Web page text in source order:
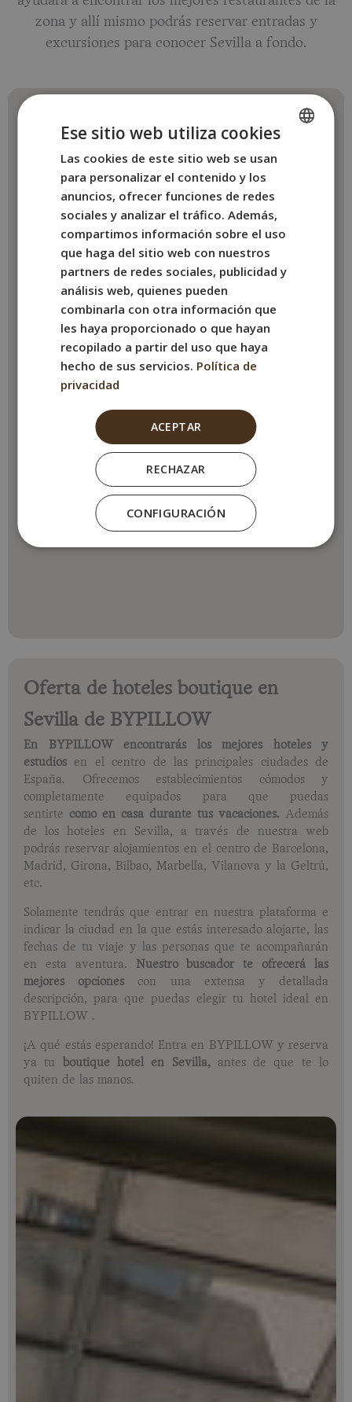
zona y allí mismo podrás reservar entradas y
excursiones para conocer Sevilla a fondo.
Oferta de hoteles boutique en
Sevilla de BYPILLOW
En BYPILLOW encontrarás los mejores hoteles y
estudios en el centro de las principales ciudades de
España. Ofrecemos establecimientos cómodos y
completamente equipados para que puedas
sentirte como en casa durante tus vacaciones. Además
de los hoteles en Sevilla, a través de nuestra web
podrás reservar alojamientos en el centro de Barcelona,
Madrid, Girona, Bilbao, Marbella, Vilanova y la Geltrú,
etc.
Solamente tendrás que entrar en nuestra plataforma e
indicar la ciudad en la que estás interesado alojarte, las
fechas de tu viaje y las personas que te acompañarán
en esta aventura. Nuestro buscador te ofrecerá las
mejores opciones con una extensa y detallada
descripción, para que puedas elegir tu hotel ideal en
BYPILLOW .
¡A qué estás esperando! Entra en BYPILLOW y reserva
ya tu
boutique hotel en Sevilla,antes de que te lo
quiten de las manos.
SPANISH
FRENCH
ITALIAN
Ese sitio web utiliza cookies
Las cookies de este sitio web se usan
para personalizar el contenido y los
anuncios, ofrecer funciones de redes
sociales y analizar el tráfico. Además,
compartimos información sobre el uso
que haga del sitio web con nuestros
partners de redes sociales, publicidad y
análisis web, quienes pueden
combinarla con otra información que
les haya proporcionado o que hayan
recopilado a partir del uso que haya
hecho de sus servicios. Política de
privacidad
ACEPTAR
RECHAZAR
CONFIGURACIÓN